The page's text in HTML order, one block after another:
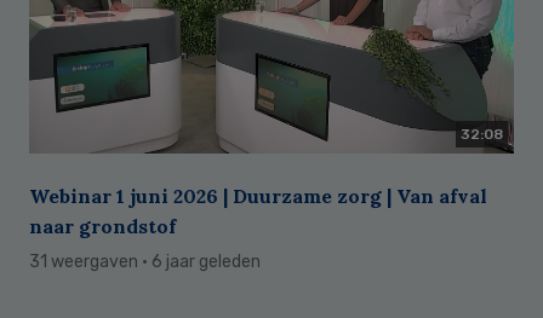
32:08
Webinar 1 juni 2026 | Duurzame zorg | Van afval
naar grondstof
31 weergaven · 6 jaar geleden